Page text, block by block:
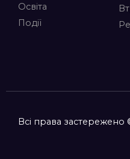
Освіта
Події
Всі права застережено